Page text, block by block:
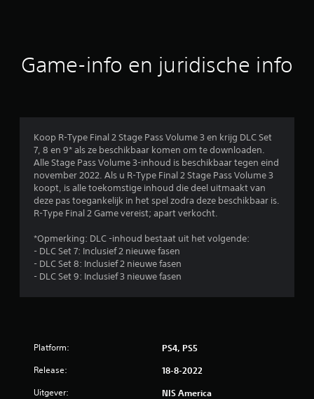
n
n
Game-info en juridische info
Koop R-Type Final 2 Stage Pass Volume 3 en krijg DLC ​​Set
7, 8 en 9* als ze beschikbaar komen om te downloaden.
Alle Stage Pass Volume 3-inhoud is beschikbaar tegen eind
november 2022. Als u R-Type Final 2 Stage Pass Volume 3
koopt, is alle toekomstige inhoud die deel uitmaakt van
deze pas toegankelijk in het spel zodra deze beschikbaar is.
R-Type Final 2 Game vereist; apart verkocht.
*Opmerking: DLC -inhoud bestaat uit het volgende:
- DLC Set 7: Inclusief 2 nieuwe fasen
- DLC Set 8: Inclusief 2 nieuwe fasen
- DLC Set 9: Inclusief 3 nieuwe fasen
Platform: PS4, PS5
Release: 18-8-2022
Uitgever: NIS America